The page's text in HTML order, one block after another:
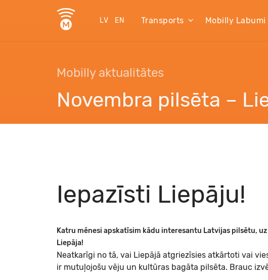
LV EN Transports Mobilly Labumi
Mobilly aktualitātes
Novembra pilsēta –
Iepazīsti Liepāju!
Katru mēnesi apskatīsim kādu interesantu Latvijas pilsētu,
Liepāja!
Neatkarīgi no tā, vai Liepājā atgriezīsies atkārtoti vai
ir mutuļojošu vēju un kultūras bagāta pilsēta. Brauc